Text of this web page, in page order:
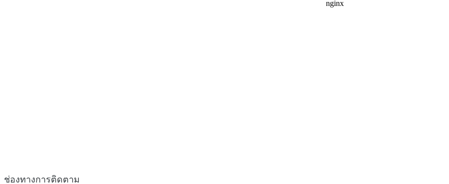
ช่องทางการติดตาม